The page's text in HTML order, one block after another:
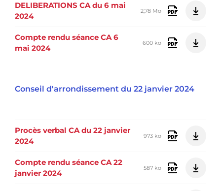
DELIBERATIONS CA du 6 mai
2024
2,78 Mo
Compte rendu séance CA 6
mai 2024
600 ko
Conseil d'arrondissement du 22 janvier 2024
Procès verbal CA du 22 janvier
2024
973 ko
Compte rendu séance CA 22
janvier 2024
587 ko